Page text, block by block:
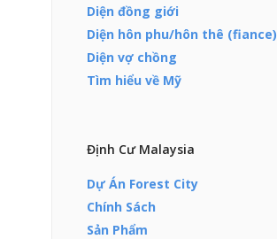
Diện đồng giới
Diện hôn phu/hôn thê (fiance)
Diện vợ chồng
Tìm hiểu về Mỹ
Định Cư Malaysia
Dự Án Forest City
Chính Sách
Sản Phẩm